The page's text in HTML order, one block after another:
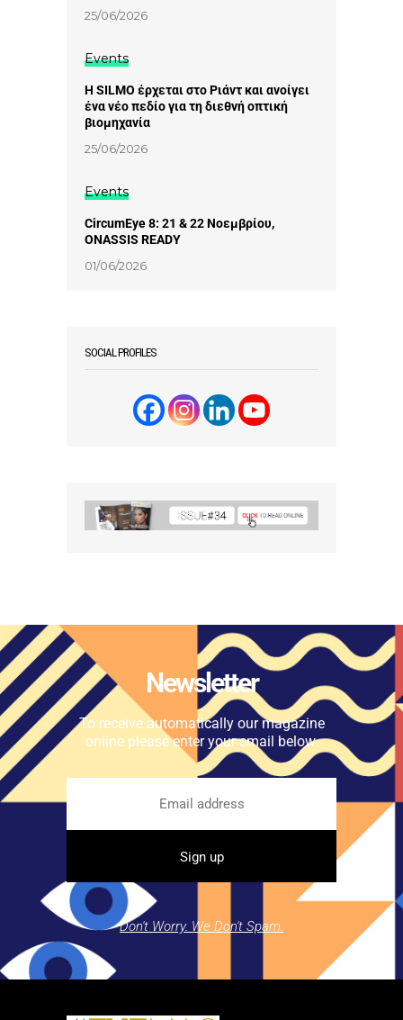
25/06/2026
Events
Η SILMO έρχεται στο Ριάντ και ανοίγει
ένα νέο πεδίο για τη διεθνή οπτική
βιομηχανία
25/06/2026
Events
CircumEye 8: 21 & 22 Νοεμβρίου,
ONASSIS READY
01/06/2026
SOCIAL PROFILES
Newsletter
To receive automatically our magazine
online please enter your email below.
Don't Worry. We Don't Spam.